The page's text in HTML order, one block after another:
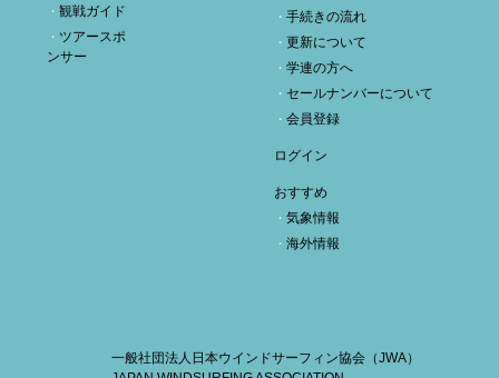
観戦ガイド
ツアースポ
ンサー
手続きの流れ
更新について
学連の方へ
セールナンバーについて
会員登録
ログイン
おすすめ
気象情報
海外情報
一般社団法人日本ウインドサーフィン協会（JWA）